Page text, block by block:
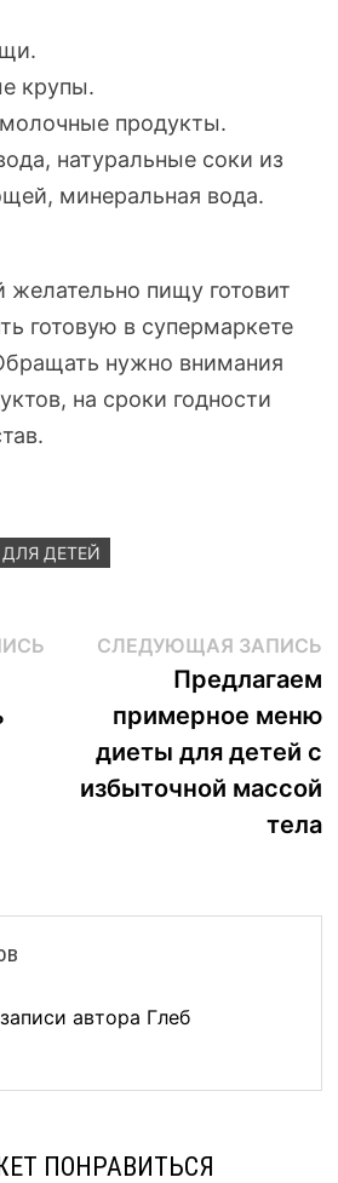
крупы.
продукты.
натуральные соки из
минеральная вода.
желательно пищу готовит
готовую в супермаркете
нужно внимания
на сроки годности
ДЕТЕЙ
Предыдущая
СЛЕДУЮЩАЯ ЗАПИСЬ
Предлагаем
примерное меню
диеты для детей с
избыточной массой
тела
автора Глеб
ПОНРАВИТЬСЯ